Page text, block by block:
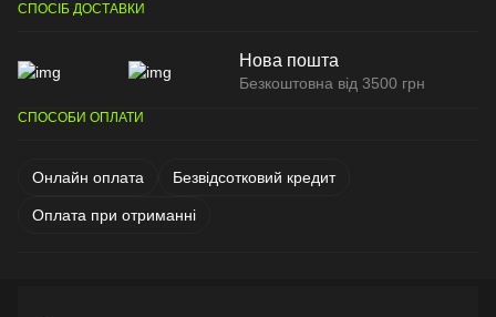
СПОСІБ ДОСТАВКИ
Нова пошта
Безкоштовна від 3500 грн
СПОСОБИ ОПЛАТИ
Онлайн оплата Безвідсотковий кредит
Оплата при отриманні